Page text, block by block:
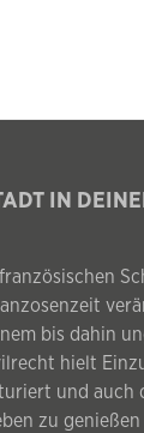
IN
französischen
bis dahin
hielt
und auch
zu